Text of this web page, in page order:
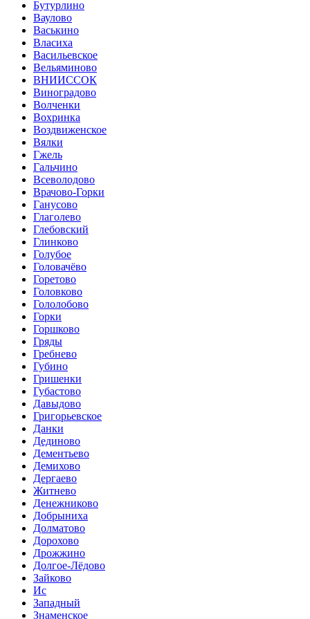
Бутурлино
Ваулово
Васькино
Власиха
Васильевское
Вельяминово
ВНИИССОК
Виноградово
Волченки
Вохринка
Воздвиженское
Вялки
Гжель
Гальчино
Всеволодово
Врачово-Горки
Ганусово
Глаголево
Глебовский
Глинково
Голубое
Головачёво
Горетово
Головково
Гололобово
Горки
Горшково
Гряды
Гребнево
Губино
Гришенки
Губастово
Давыдово
Григорьевское
Данки
Дединово
Дементьево
Демихово
Дергаево
Житнево
Денежниково
Добрыниха
Долматово
Дорохово
Дрожжино
Долгое-Лёдово
Зайково
Ис
Западный
Знаменское